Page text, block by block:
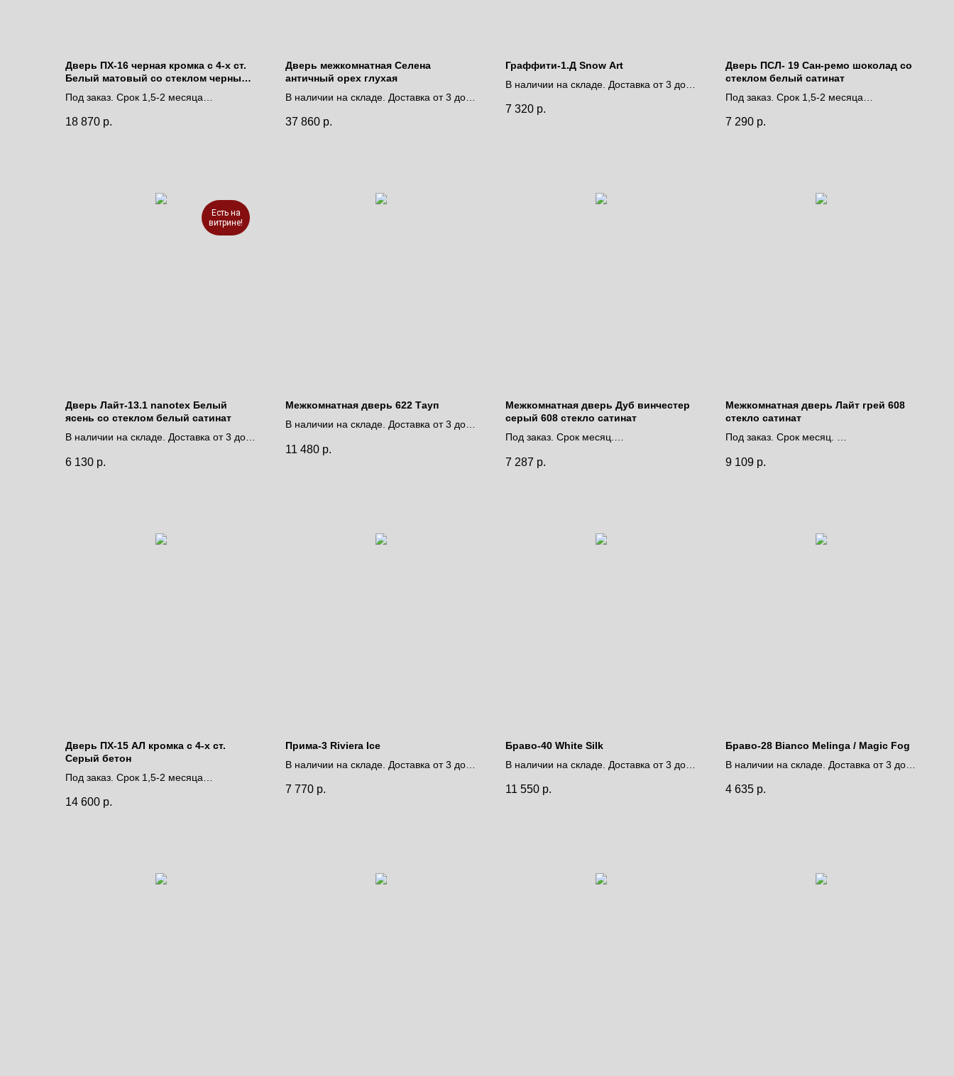
Дверь ПХ-16 черная кромка с 4-х ст.
Белый матовый со стеклом черный
лакобель
Под заказ. Срок 1,5-2 месяца
18 870 р.
Дверь межкомнатная Селена
античный орех глухая
В наличии на складе. Доставка от 3 до 9
Цена за полотно
37 860 р.
Граффити-1.Д Snow Art
В наличии на складе. Доставка от 3 до 9
Цена за полотно
7 320 р.
Дверь ПСЛ- 19 Сан-ремо шоколад со
стеклом белый сатинат
Под заказ. Срок 1,5-2 месяца
7 290 р.
Есть на
витрине!
Дверь Лайт-13.1 nanotex Белый
ясень со стеклом белый сатинат
В наличии на складе. Доставка от 3 до 9
Цена за полотно
6 130 р.
Межкомнатная дверь 622 Тауп
В наличии на складе. Доставка от 3 до 9
Цена за полотно
11 480 р.
Межкомнатная дверь Дуб винчестер
серый 608 стекло сатинат
Под заказ. Срок месяц.
7 287 р.
Межкомнатная дверь Лайт грей 608
стекло сатинат
Под заказ. Срок месяц.
9 109 р.
Дверь ПХ-15 АЛ кромка с 4-х ст.
Серый бетон
Под заказ. Срок 1,5-2 месяца
14 600 р.
Прима-3 Riviera Ice
В наличии на складе. Доставка от 3 до 9
Цена за полотно
7 770 р.
Браво-40 White Silk
В наличии на складе. Доставка от 3 до 9
Цена за полотно
11 550 р.
Браво-28 Bianco Melinga / Magic Fog
В наличии на складе. Доставка от 3 до 9
Цена за полотно
4 635 р.